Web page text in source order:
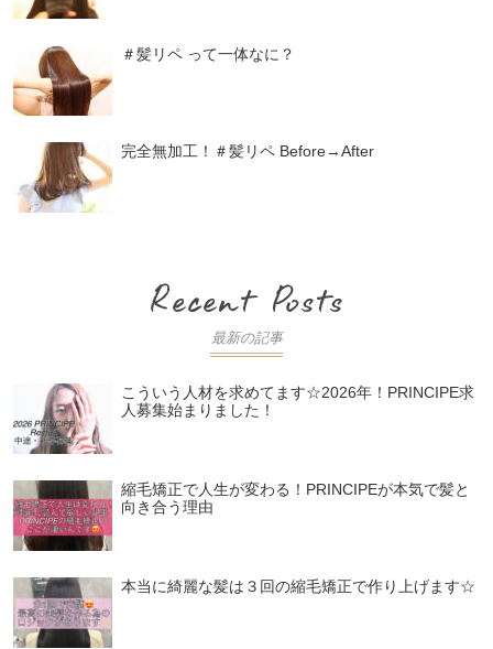
＃髪リペ って一体なに？
完全無加工！＃髪リペ Before→After
最新の記事
こういう人材を求めてます☆2026年！PRINCIPE求
人募集始まりました！
縮毛矯正で人生が変わる！PRINCIPEが本気で髪と
向き合う理由
本当に綺麗な髪は３回の縮毛矯正で作り上げます☆